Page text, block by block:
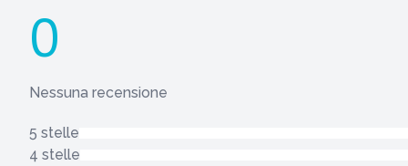
0
Nessuna recensione
5 stelle
4 stelle